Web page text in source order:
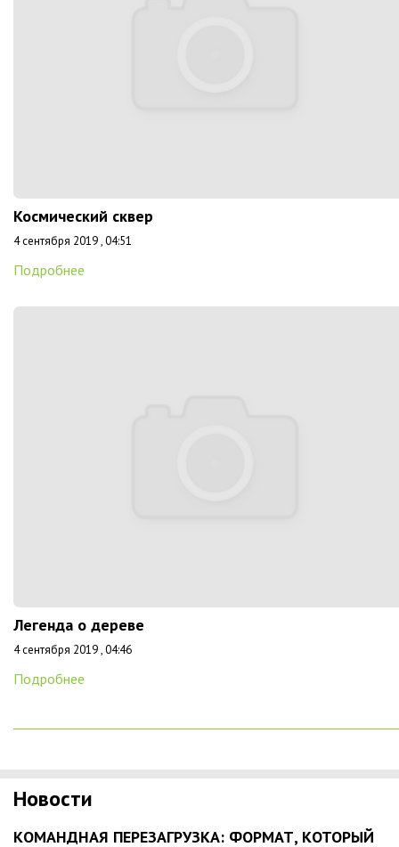
Космический сквер
4 сентября 2019 , 04:51
Подробнее
Легенда о дереве
4 сентября 2019 , 04:46
Подробнее
Новости
КОМАНДНАЯ ПЕРЕЗАГРУЗКА: ФОРМАТ, КОТОРЫЙ